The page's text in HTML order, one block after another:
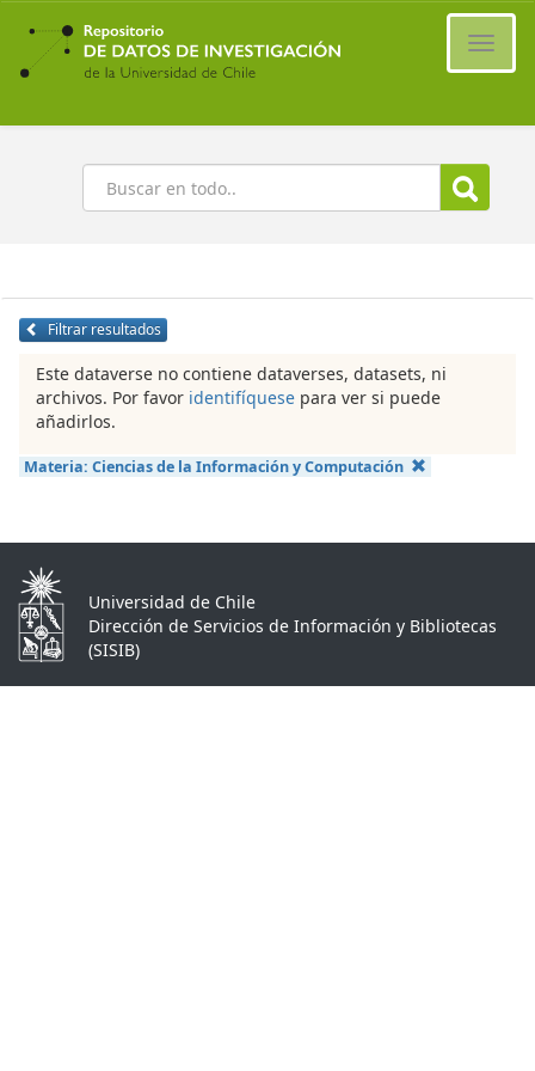
Ir
contenido
principal
Buscar
Filtrar resultados
Este dataverse no contiene dataverses, datasets, ni
archivos. Por favor identifíquese para ver si puede
añadirlos.
Materia: Ciencias de la Información y Computación
Universidad de Chile
Dirección de Servicios de Información y Bibliotecas
(SISIB)